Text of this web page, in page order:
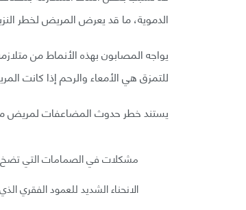
الدموية، ما قد يعرض المريض لخطر
يواجه المصابون بهذه الأنماط من
للتمزق هي الأمعاء والرحم إذا كانت
يستند خطر حدوث المضاعفات لمريض
مشكلات في الصمامات التي تضخ
الانحناء الشديد للعمود الفقري